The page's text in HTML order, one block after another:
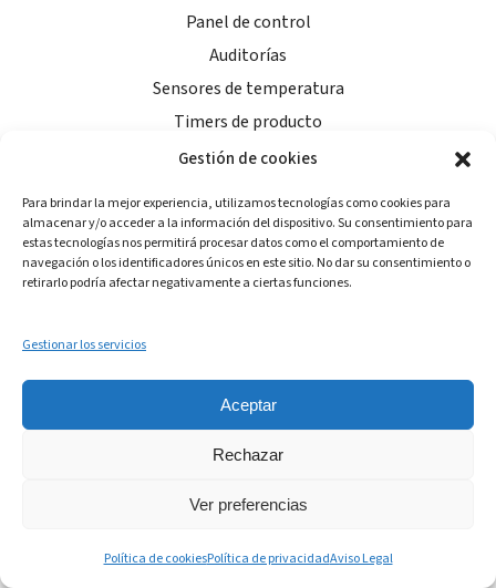
Gestión de cookies
Para brindar la mejor experiencia, utilizamos tecnologías como cookies para
almacenar y/o acceder a la información del dispositivo. Su consentimiento para
estas tecnologías nos permitirá procesar datos como el comportamiento de
navegación o los identificadores únicos en este sitio. No dar su consentimiento o
retirarlo podría afectar negativamente a ciertas funciones.
Gestionar los servicios
Aceptar
Rechazar
Ver preferencias
Política de cookiesPolítica de privacidadAviso Legal
Panel de control
Auditorías
Sensores de temperatura
Timers de producto
Timers operacionales
RECURSOS
AndyTalks
Empieza gratis